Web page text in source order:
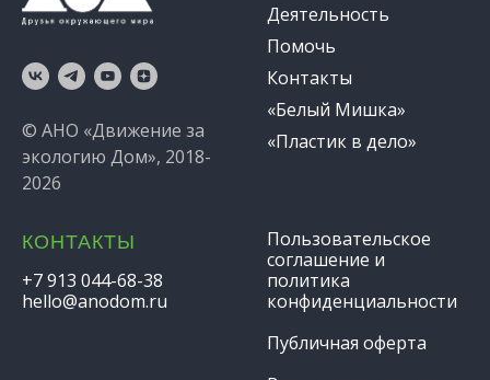
© АНО «Движение за
экологию Дом», 2018-
2026
Деятельность
Помочь
Контакты
«Белый Мишка»
«Пластик в дело»
КОНТАКТЫ
+7 913 044-68-38
hello@anodom.ru
Пользовательское
соглашение и
политика
конфиденциальности
Публичная оферта